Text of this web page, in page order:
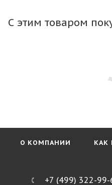
С этим товаром
О КОМПАНИИ КАК
+7 (499) 322-99-